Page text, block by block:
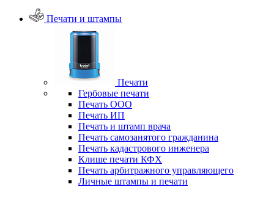
Печати и штампы
Печати
Гербовые печати
Печать ООО
Печать ИП
Печать и штамп врача
Печать самозанятого гражданина
Печать кадастрового инженера
Клише печати КФХ
Печать арбитражного управляющего
Личные штампы и печати